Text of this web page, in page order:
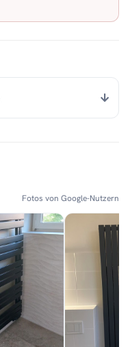
Fotos von Google-Nutzern